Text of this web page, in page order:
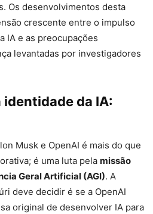
Os desenvolvimentos desta
crescente entre o impulso
IA ​​e as preocupações
levantadas por investigadores
da IA:
Musk e OpenAI é mais do que
é uma luta pela missão
Geral Artificial (AGI). A
deve decidir é se a OpenAI
original de desenvolver IA para